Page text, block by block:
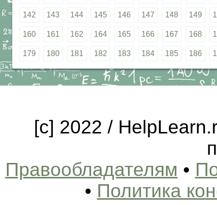
142 143 144 145 146 147 148 149
160 161 162 164 165 166 167 168
179 180 181 182 183 184 185 186
[c] 2022 /
Правообладателям •
• Политика